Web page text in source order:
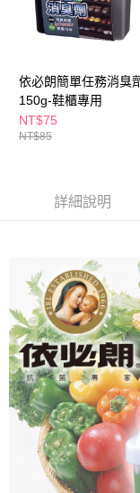
ATM／網路銀行／等多
※ 請注意：結帳手續完
購買商品的店家。未經
※ 交易是否成功請以「
是否繳費成功／繳費後
客戶支援中心」https://
【注意事項】
２．關於個人資料處理
４．使用「AFTEE先享
時審查核予不同之上限
請求用戶進行身份認證。
５．嚴禁一人註冊多個
恩沛科技股份有限公司
萊爾富取貨付款
每筆NT$65，滿
付款後萊爾富取貨
每筆NT$65，滿
7-11取貨付款
每筆NT$65，滿
每筆NT$100，滿
付款後寶雅門市自取(
每筆NT$80，滿
依必朗簡單任務消臭
150g-鞋櫃專用
NT$75
NT$85
詳細說明